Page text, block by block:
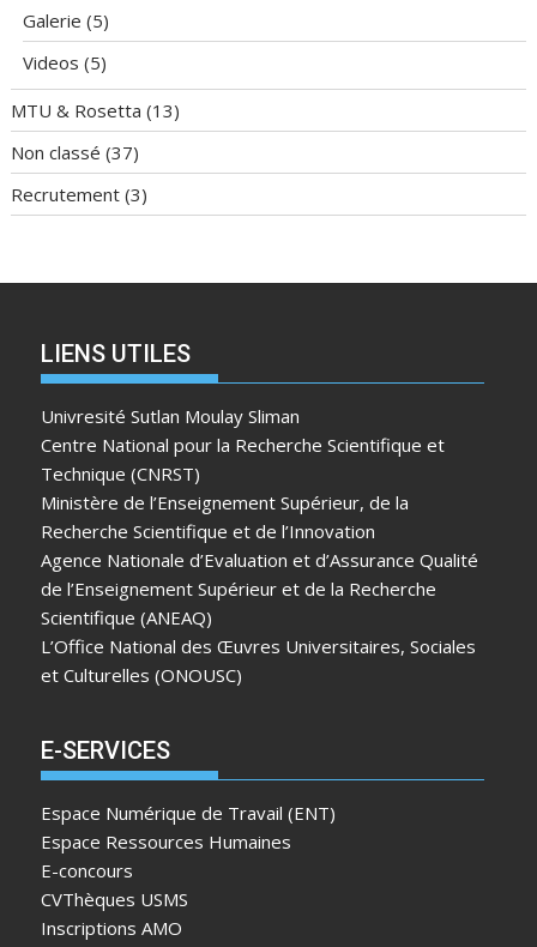
Galerie (5)
Videos (5)
MTU & Rosetta (13)
Non classé (37)
Recrutement (3)
LIENS UTILES
Univresité Sutlan Moulay Sliman
Centre National pour la Recherche Scientifique et
Technique (CNRST)
Ministère de l’Enseignement Supérieur, de la
Recherche Scientifique et de l’Innovation
Agence Nationale d’Evaluation et d’Assurance Qualité
de l’Enseignement Supérieur et de la Recherche
Scientifique (ANEAQ)
L’Office National des Œuvres Universitaires, Sociales
et Culturelles (ONOUSC)
E-SERVICES
Espace Numérique de Travail (ENT)
Espace Ressources Humaines
E-concours
CVThèques USMS
Inscriptions AMO